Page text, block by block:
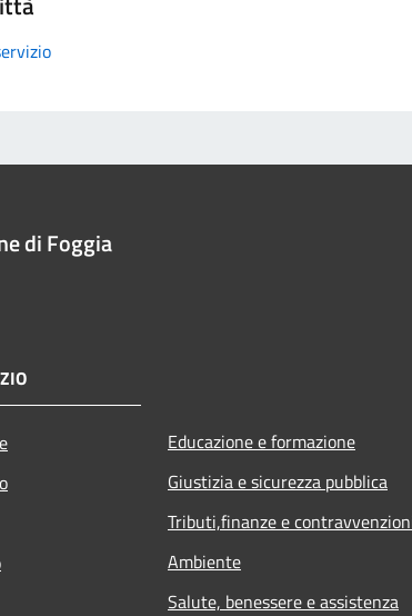
di Foggia
Educazione e formazione
Giustizia e sicurezza pubblica
Tributi,finanze e
Ambiente
Salute, benessere e assistenza